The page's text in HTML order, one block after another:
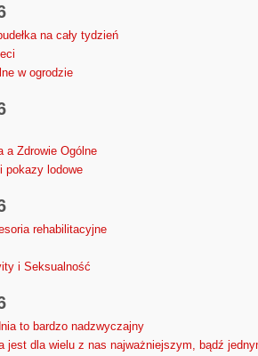
na cały tydzień
w ogrodzie
a Zdrowie Ogólne
pokazy lodowe
rehabilitacyjne
i Seksualność
to bardzo nadzwyczajny
jest dla wielu z nas najważniejszym, bądź